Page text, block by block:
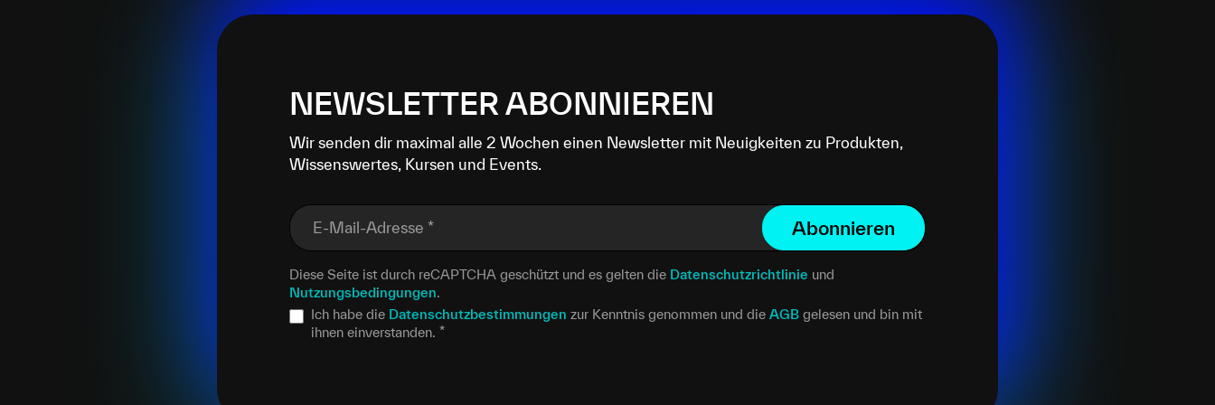
NEWSLETTER ABONNIEREN
Wir senden dir maximal alle 2 Wochen einen Newsletter mit Neuigkeiten zu Produkten,
Wissenswertes, Kursen und Events.
E-Mail-Adresse * Abonnieren
Diese Seite ist durch reCAPTCHA geschützt und es gelten die Datenschutzrichtlinie und
Nutzungsbedingungen.
Ich habe die Datenschutzbestimmungen zur Kenntnis genommen und die AGB gelesen und bin mit
ihnen einverstanden. *